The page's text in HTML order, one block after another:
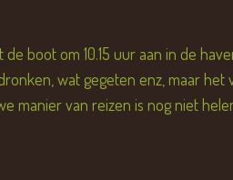
boot om 10.15 uur aan in de
wat gegeten enz, maar het
manier van reizen is nog niet